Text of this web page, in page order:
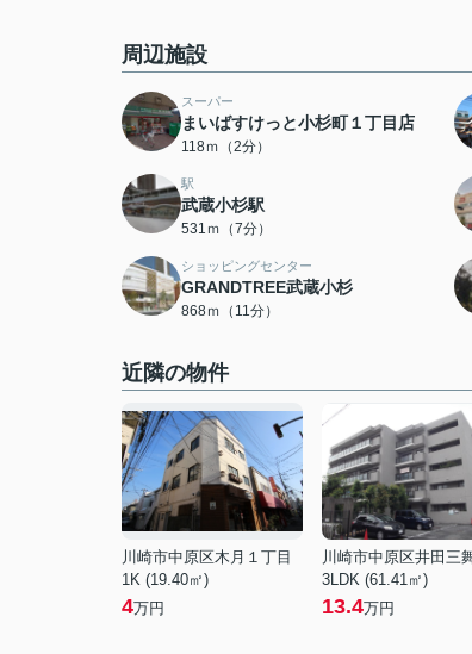
周辺施設
スーパー
まいばすけっと小杉町１丁目店
118ｍ（2分）
駅
武蔵小杉駅
531ｍ（7分）
ショッピングセンター
GRANDTREE武蔵小杉
868ｍ（11分）
近隣の物件
川崎市中原区木月１丁目
1K (19.40㎡)
4万円
川崎市中原区井田三
3LDK (61.41㎡)
13.4万円